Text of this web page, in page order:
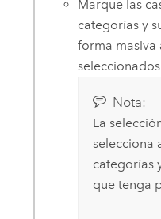
Marque las
categorías y
forma masiva
Nota:
La
selecciona
categorías
que tenga